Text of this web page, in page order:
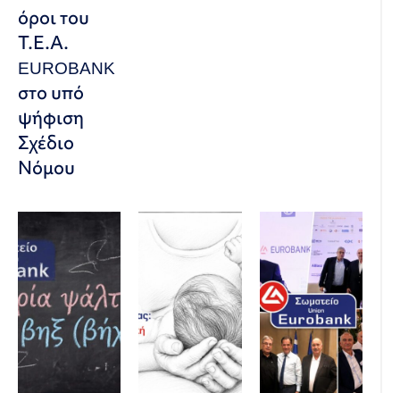
όροι του
Τ.Ε.Α.
EUROBANK
στο υπό
ψήφιση
Σχέδιο
Νόμου